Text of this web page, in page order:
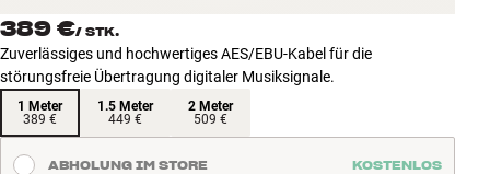
Kundendienst
Anmelden
Kundendienst
Bauen mit Klang
389 €/ STK.
Zuverlässiges und hochwertiges AES/EBU-Kabel für die
störungsfreie Übertragung digitaler Musiksignale.
1 Meter
389 €
1.5 Meter
449 €
2 Meter
509 €
ABHOLUNG IM STORE KOSTENLOS